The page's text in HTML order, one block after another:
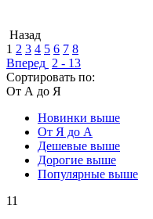
Назад
1 2 3 4 5 6 7 8
Вперед 2 - 13
Сортировать по:
От А до Я
Новинки выше
От Я до А
Дешевые выше
Дорогие выше
Популярные выше
11